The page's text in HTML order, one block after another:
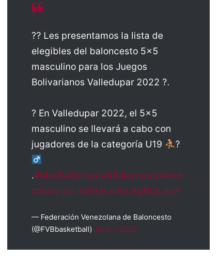
?? Les presentamos la lista de
elegibles del baloncesto 5×5
masculino para los Juegos
Bolivarianos Valledupar 2022 ?.
? En Valledupar 2022, el 5×5
masculino se llevará a cabo con
jugadores de la categoría U19
?‍
.#MasBaloncesto#BaloncestoVene
zolano pic.twitter.com/AgBCjLsjcF
— Federación Venezolana de Baloncesto
(@FVBbasketball) June 1, 2022